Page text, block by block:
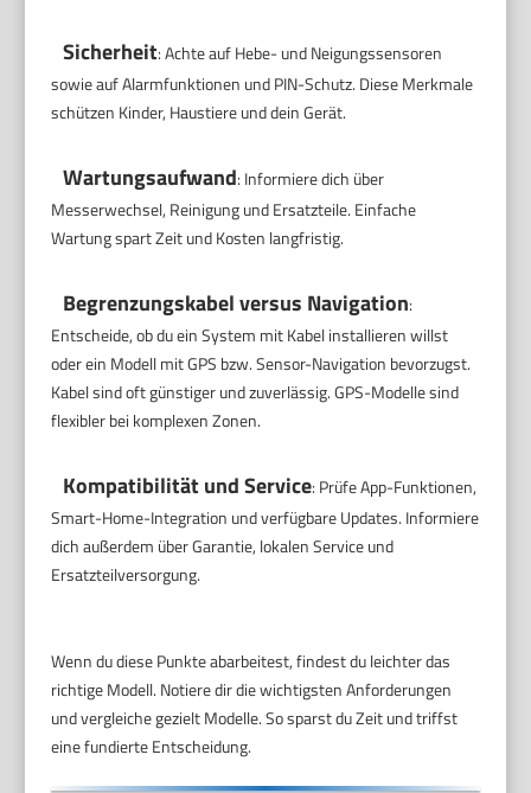
Sicherheit: Achte auf Hebe- und Neigungssensoren
sowie auf Alarmfunktionen und PIN-Schutz. Diese Merkmale
schützen Kinder, Haustiere und dein Gerät.
Wartungsaufwand: Informiere dich über
Messerwechsel, Reinigung und Ersatzteile. Einfache
Wartung spart Zeit und Kosten langfristig.
Begrenzungskabel versus Navigation:
Entscheide, ob du ein System mit Kabel installieren willst
oder ein Modell mit GPS bzw. Sensor-Navigation bevorzugst.
Kabel sind oft günstiger und zuverlässig. GPS-Modelle sind
flexibler bei komplexen Zonen.
Kompatibilität und Service: Prüfe App-Funktionen,
Smart-Home-Integration und verfügbare Updates. Informiere
dich außerdem über Garantie, lokalen Service und
Ersatzteilversorgung.
Wenn du diese Punkte abarbeitest, findest du leichter das
richtige Modell. Notiere dir die wichtigsten Anforderungen
und vergleiche gezielt Modelle. So sparst du Zeit und triffst
eine fundierte Entscheidung.